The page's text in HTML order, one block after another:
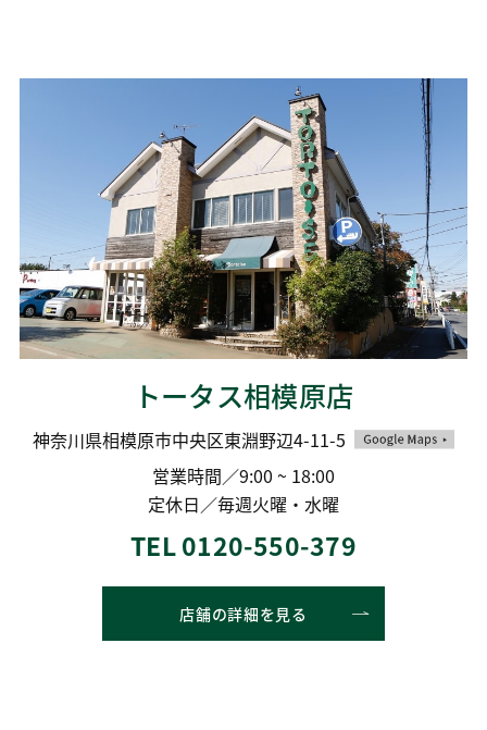
トータス相模原店
神奈川県相模原市中央区東淵野辺4-11-5
営業時間／9:00 ~ 18:00
定休日／毎週火曜・水曜
TEL 0120-550-379
店舗の詳細を見る